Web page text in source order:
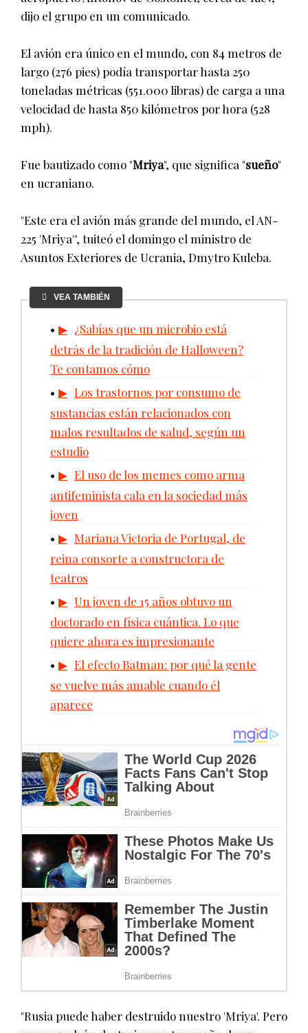
dijo el grupo en un comunicado.
El avión era único en el mundo, con 84 metros de
largo (276 pies) podía transportar hasta 250
toneladas métricas (551.000 libras) de carga a una
velocidad de hasta 850 kilómetros por hora (528
mph).
Fue bautizado como "Mriya", que significa "sueño"
en ucraniano.
"Este era el avión más grande del mundo, el AN-
225 'Mriya'", tuiteó el domingo el ministro de
Asuntos Exteriores de Ucrania, Dmytro Kuleba.
VEA TAMBIÉN
¿Sabías que un microbio está
detrás de la tradición de Halloween?
Te contamos cómo
Los trastornos por consumo de
sustancias están relacionados con
malos resultados de salud, según un
estudio
El uso de los memes como arma
antifeminista cala en la sociedad más
joven
Mariana Victoria de Portugal, de
reina consorte a constructora de
teatros
Un joven de 15 años obtuvo un
doctorado en física cuántica. Lo que
quiere ahora es impresionante
El efecto Batman: por qué la gente
se vuelve más amable cuando él
aparece
"Rusia puede haber destruido nuestro 'Mriya'. Pero